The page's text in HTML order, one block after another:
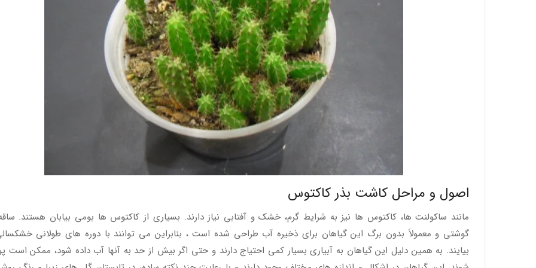
اصول و مراحل کاشت بذر کاکتوس
مانند ساکولنت ها، کاکتوس ها نیز به شرایط گرم، خشک و آفتابی نیاز دارند. بسیاری از کاکتوس ها بومی بیابان هستند.
گوشتی و معمولاً بدون برگ این گیاهان برای ذخیره آب طراحی شده است ، بنابراین می توانند با دوره های طولانی
بیایند. به همین دلیل این گیاهان به آبیاری بسیار کمی احتیاج دارند و حتی اگر بیش از حد به آنها آب داده شود، ممکن است